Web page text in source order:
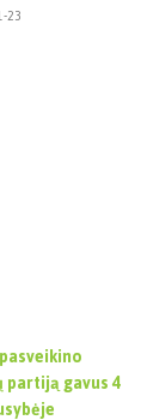
23
gavus 4